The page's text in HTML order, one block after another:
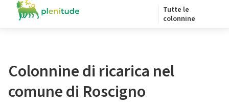
Tutte le
colonnine
Colonnine di ricarica nel
comune di Roscigno